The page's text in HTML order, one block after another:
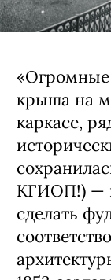
«Огромные
крыша на
каркасе,
КГИОП!) —
сделать